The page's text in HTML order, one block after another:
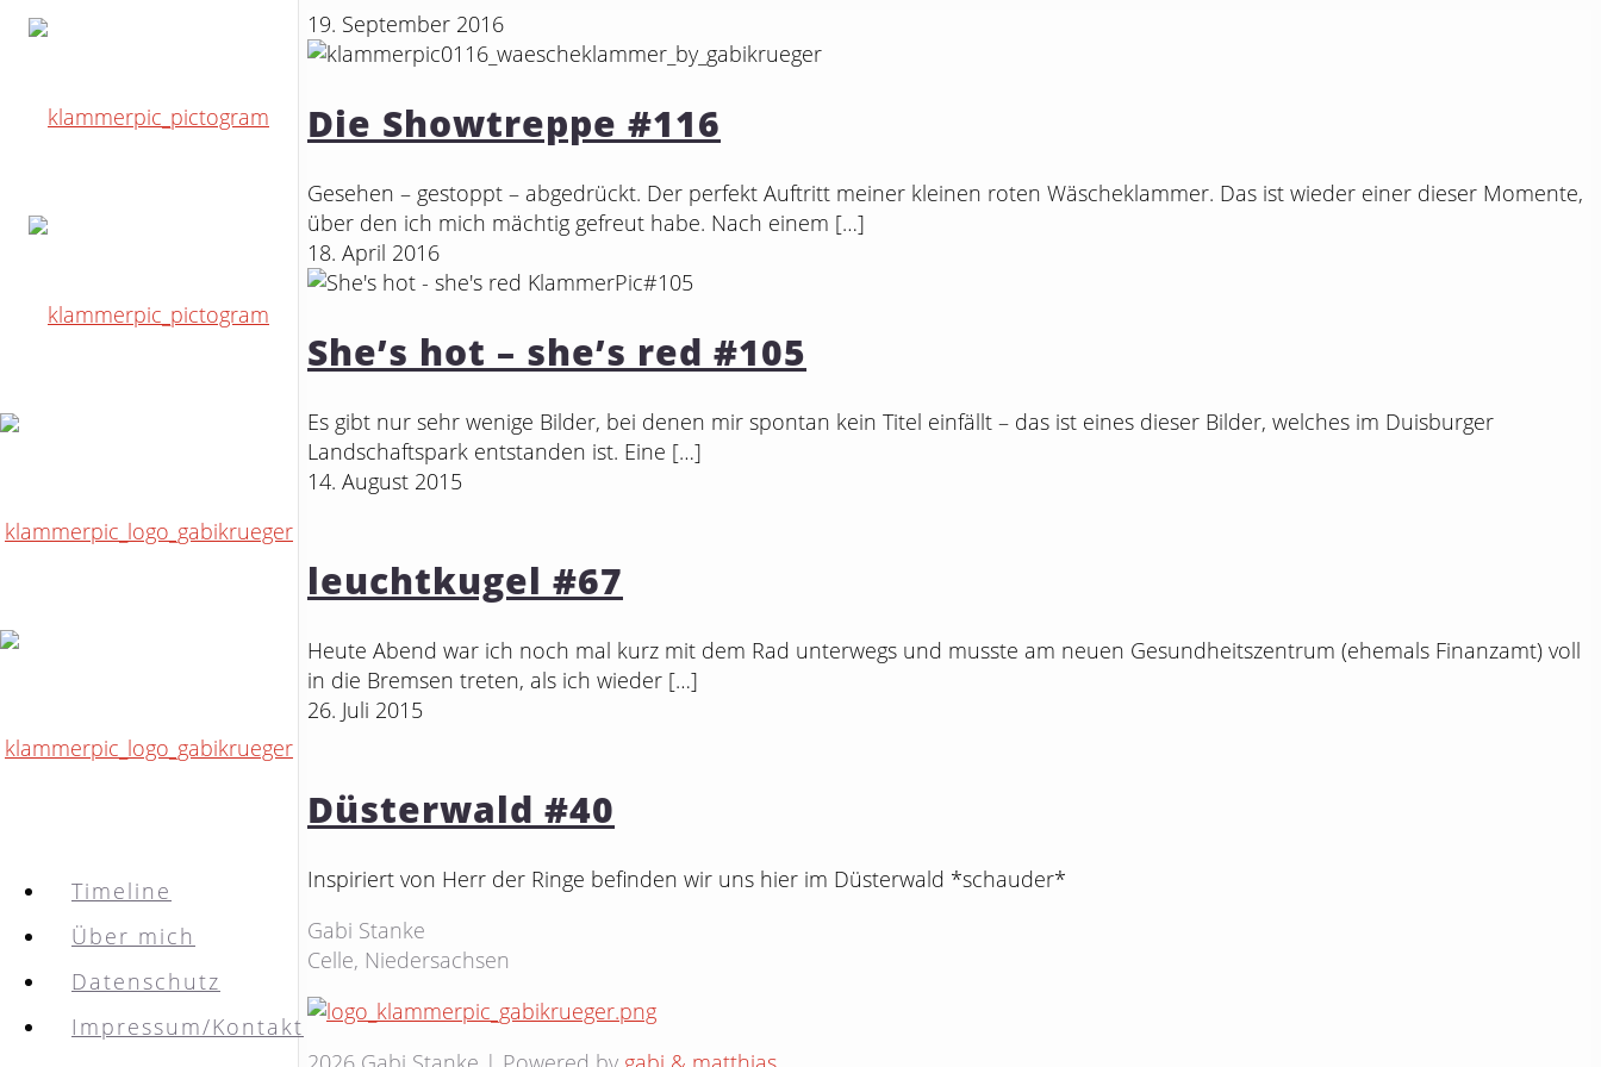
Timeline
Über mich
Datenschutz
Impressum/Kontakt
19. September 2016
Die Showtreppe #116
Gesehen – gestoppt – abgedrückt. Der perfekt Auftritt meiner kleinen roten Wäscheklammer. Das ist wieder einer dieser Momente,
über den ich mich mächtig gefreut habe. Nach einem […]
18. April 2016
She’s hot – she’s red #105
Es gibt nur sehr wenige Bilder, bei denen mir spontan kein Titel einfällt – das ist eines dieser Bilder, welches im Duisburger
Landschaftspark entstanden ist. Eine […]
14. August 2015
leuchtkugel #67
Heute Abend war ich noch mal kurz mit dem Rad unterwegs und musste am neuen Gesundheitszentrum (ehemals Finanzamt) voll
in die Bremsen treten, als ich wieder […]
26. Juli 2015
Düsterwald #40
Inspiriert von Herr der Ringe befinden wir uns hier im Düsterwald *schauder*
Gabi Stanke
Celle, Niedersachsen